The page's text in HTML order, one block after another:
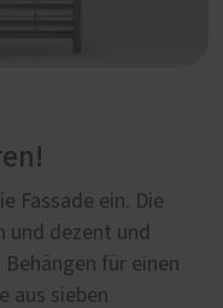
Fassade ein. Die
und dezent und
für einen
aus sieben